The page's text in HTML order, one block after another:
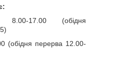
8.00-17.00 (обідня
(обідня перерва 12.00-